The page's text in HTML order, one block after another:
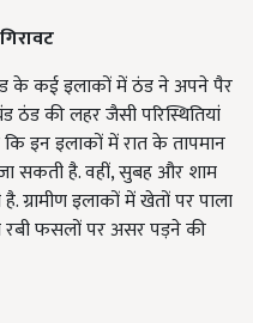
के कई इलाकों में ठंड ने अपने पैर
ठंड की लहर जैसी परिस्थितियां
कि इन इलाकों में रात के तापमान
सकती है. वहीं, सुबह और शाम
इलाकों में खेतों पर पाला
रबी फसलों पर असर पड़ने की